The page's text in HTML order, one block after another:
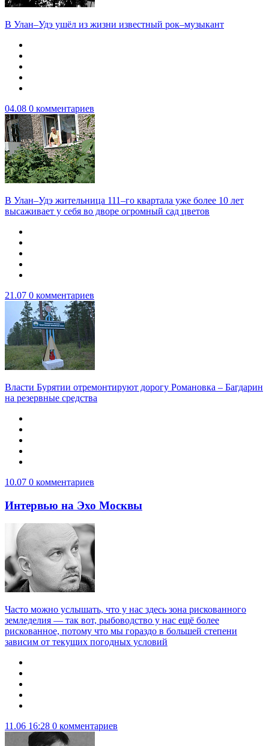
В Улан–Удэ ушёл из жизни известный рок–музыкант
04.08 0 комментариев
В Улан–Удэ жительница 111–го квартала уже более 10 лет
высаживает у себя во дворе огромный сад цветов
21.07 0 комментариев
Власти Бурятии отремонтируют дорогу Романовка – Багдарин
на резервные средства
10.07 0 комментариев
Интервью на Эхо Москвы
Часто можно услышать, что у нас здесь зона рискованного
земледелия — так вот, рыбоводство у нас ещё более
рискованное, потому что мы гораздо в большей степени
зависим от текущих погодных условий
11.06 16:28 0 комментариев